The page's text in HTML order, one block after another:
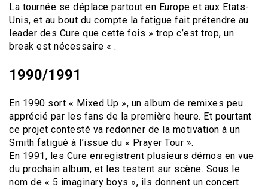
La tournée se déplace partout en Europe et aux Etats-
Unis, et au bout du compte la fatigue fait prétendre au
leader des Cure que cette fois » trop c’est trop, un
break est nécessaire « .
1990/1991
En 1990 sort « Mixed Up », un album de remixes peu
apprécié par les fans de la première heure. Et pourtant
ce projet contesté va redonner de la motivation à un
Smith fatigué à l’issue du « Prayer Tour ».
En 1991, les Cure enregistrent plusieurs démos en vue
du prochain album, et les testent sur scène. Sous le
nom de « 5 imaginary boys », ils donnent un concert